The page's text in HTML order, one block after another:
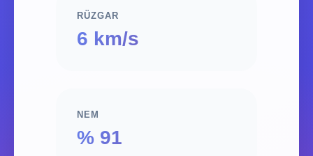
RÜZGAR
6 km/s
NEM
% 91